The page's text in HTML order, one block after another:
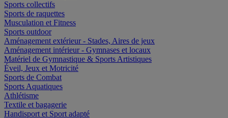
Sports collectifs
Sports de raquettes
Musculation et Fitness
Sports outdoor
Aménagement extérieur - Stades, Aires de jeux
Aménagement intérieur - Gymnases et locaux
Matériel de Gymnastique & Sports Artistiques
Éveil, Jeux et Motricité
Sports de Combat
Sports Aquatiques
Athlétisme
Textile et bagagerie
Handisport et Sport adapté